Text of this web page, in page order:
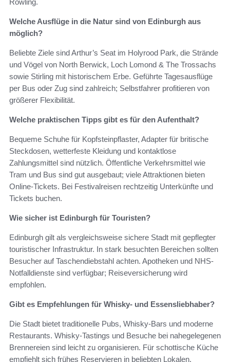
Rowling.
Welche Ausflüge in die Natur sind von Edinburgh aus
möglich?
Beliebte Ziele sind Arthur’s Seat im Holyrood Park, die Strände
und Vögel von North Berwick, Loch Lomond & The Trossachs
sowie Stirling mit historischem Erbe. Geführte Tagesausflüge
per Bus oder Zug sind zahlreich; Selbstfahrer profitieren von
größerer Flexibilität.
Welche praktischen Tipps gibt es für den Aufenthalt?
Bequeme Schuhe für Kopfsteinpflaster, Adapter für britische
Steckdosen, wetterfeste Kleidung und kontaktlose
Zahlungsmittel sind nützlich. Öffentliche Verkehrsmittel wie
Tram und Bus sind gut ausgebaut; viele Attraktionen bieten
Online-Tickets. Bei Festivalreisen rechtzeitig Unterkünfte und
Tickets buchen.
Wie sicher ist Edinburgh für Touristen?
Edinburgh gilt als vergleichsweise sichere Stadt mit gepflegter
touristischer Infrastruktur. In stark besuchten Bereichen sollten
Besucher auf Taschendiebstahl achten. Apotheken und NHS-
Notfalldienste sind verfügbar; Reiseversicherung wird
empfohlen.
Gibt es Empfehlungen für Whisky- und Essensliebhaber?
Die Stadt bietet traditionelle Pubs, Whisky-Bars und moderne
Restaurants. Whisky-Tastings und Besuche bei nahegelegenen
Brennereien sind leicht zu organisieren. Für schottische Küche
empfiehlt sich frühes Reservieren in beliebten Lokalen.